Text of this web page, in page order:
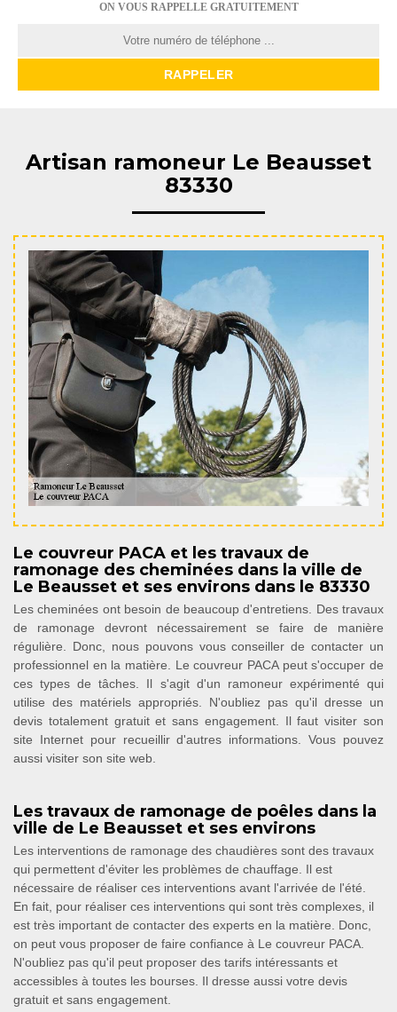
ON VOUS RAPPELLE GRATUITEMENT
Artisan ramoneur Le Beausset
83330
Le couvreur PACA et les travaux de
ramonage des cheminées dans la ville de
Le Beausset et ses environs dans le 83330
Les cheminées ont besoin de beaucoup d'entretiens. Des travaux
de ramonage devront nécessairement se faire de manière
régulière. Donc, nous pouvons vous conseiller de contacter un
professionnel en la matière. Le couvreur PACA peut s'occuper de
ces types de tâches. Il s'agit d'un ramoneur expérimenté qui
utilise des matériels appropriés. N'oubliez pas qu'il dresse un
devis totalement gratuit et sans engagement. Il faut visiter son
site Internet pour recueillir d'autres informations. Vous pouvez
aussi visiter son site web.
Les travaux de ramonage de poêles dans la
ville de Le Beausset et ses environs
Les interventions de ramonage des chaudières sont des travaux
qui permettent d'éviter les problèmes de chauffage. Il est
nécessaire de réaliser ces interventions avant l'arrivée de l'été.
En fait, pour réaliser ces interventions qui sont très complexes, il
est très important de contacter des experts en la matière. Donc,
on peut vous proposer de faire confiance à Le couvreur PACA.
N'oubliez pas qu'il peut proposer des tarifs intéressants et
accessibles à toutes les bourses. Il dresse aussi votre devis
gratuit et sans engagement.